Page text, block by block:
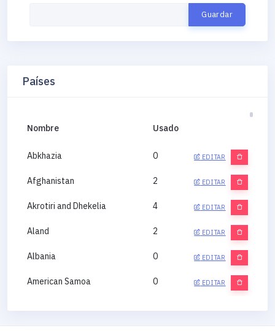
Países
Nombre Usado
Abkhazia 0 EDITAR
Afghanistan 2 EDITAR
Akrotiri and Dhekelia 4 EDITAR
Aland 2 EDITAR
Albania 0 EDITAR
American Samoa 0 EDITAR